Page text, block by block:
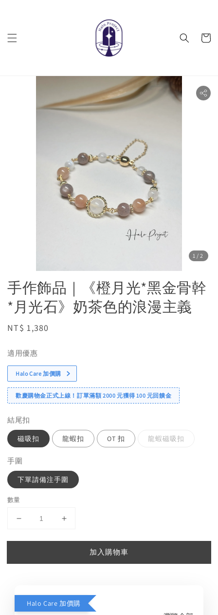
1 /2
手作飾品｜《橙月光*黑金骨幹
*月光石》奶茶色的浪漫主義
Regular
NT$ 1,380
適用優惠
Halo Care 加價購
歡慶購物金正式上線！訂單滿額 2000 元獲得 100 元回饋金
結尾扣
磁吸扣 龍蝦扣 OT 扣 龍蝦磁吸扣
手圍
下單請備注手圍
數量
加入購物車
Halo Care 加價購